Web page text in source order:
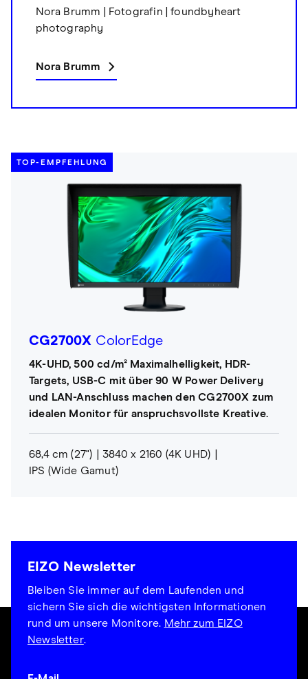
Nora Brumm | Fotografin | foundbyheart
photography
Nora Brumm
TOP-EMPFEHLUNG
CG2700X ColorEdge
4K-UHD, 500 cd/m² Maximalhelligkeit, HDR-
Targets, USB-C mit über 90 W Power Delivery
und LAN-Anschluss machen den CG2700X zum
idealen Monitor für anspruchsvollste Kreative.
68,4 cm (27")
3840 x 2160 (4K UHD)
IPS (Wide Gamut)
EIZO Newsletter
Bleiben Sie immer auf dem Laufenden und
sichern Sie sich die wichtigsten Informationen
rund um unsere Monitore. Mehr zum EIZO
Newsletter.